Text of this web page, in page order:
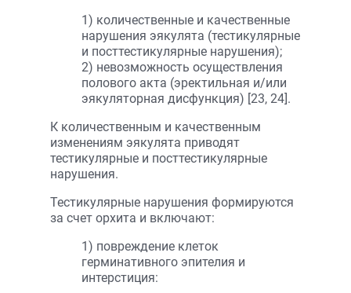
1) количественные и качественные
нарушения эякулята (тестикулярные
и посттестикулярные нарушения);
2) невозможность осуществления
поло­вого акта (эректильная и/или
эякуляторная дисфункция) [23, 24].
К количественным и качественным
изменениям эякулята приводят
тестикулярные и посттестикулярные
нарушения.
Тестикулярные нарушения формируются
за счет орхита и включают:
1) повреждение клеток
герминативного эпителия и
интерстиция: